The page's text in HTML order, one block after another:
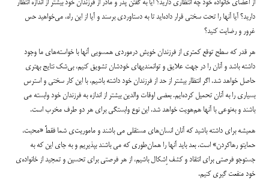
از اعضای خانواده خود چه انتظاری دارید؟ آیا به گفتن پدر و مادر از فرزندان خود بیشتر از اندازه انتظار
دارید؟ آیا آنها را تحت سختی قرار داده‌اید تا به دستاوردی برسند و آیا از این راه، می‌خواهید حس
غرور و رضایت کنید؟
هر قدر که سطح توقع کمتری از فرزندان خویش درمورد‌ی همسویی آنها با خواسته‌های ما وجود
داشته باشد و آنان را در جهت علایق و توانمندیهای خودشان تشویق کنیم، بی‌شک نتایج بهتری
حاصل خواهد شد. اگر انتظار بیشتر از حد از فرزندان خود داشته باشیم، با این کار سختی و استرس
بسیاری را به آنان تحمیل کرده‌ایم. بعضی اوقات والدین بیشتر از اندازه به فرزندان خود وابسته می
باشند و به‌نوعی با آنها هم‌هویت خواهد شد. این نوع وابستگی برای هر دو طرف مخرب است.
همیشه برای داشته باشید که آنان انسان‌های مستقلی می باشند و ماموریت‌ی شما فقطً «محبت،
حمایتو رهاکردن» است. بعد باید آنها را همان‌طوری که می باشند بپذیریم و به جای این که به
جستوجو فرصتی برای انتقاد و کشف اِشکال باشیم، از هر فرصتی برای تحسین و تمجید از خانواده‌ی
خود منفعت گیری کنیم.